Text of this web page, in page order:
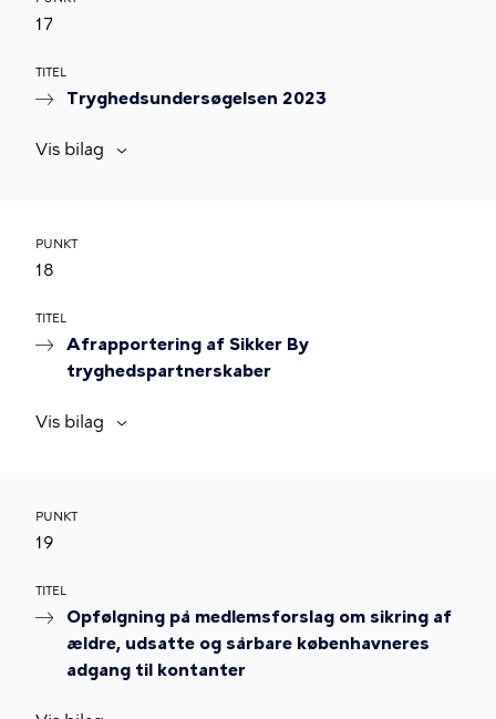
17
TITEL
Tryghedsundersøgelsen 2023
Vis bilag
PUNKT
18
TITEL
Afrapportering af Sikker By
tryghedspartnerskaber
Vis bilag
PUNKT
19
TITEL
Opfølgning på medlemsforslag om sikring af
ældre, udsatte og sårbare københavneres
adgang til kontanter